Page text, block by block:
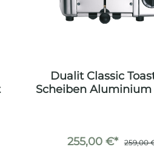
Dualit Classic
Scheiben
255,00 €* 259,00